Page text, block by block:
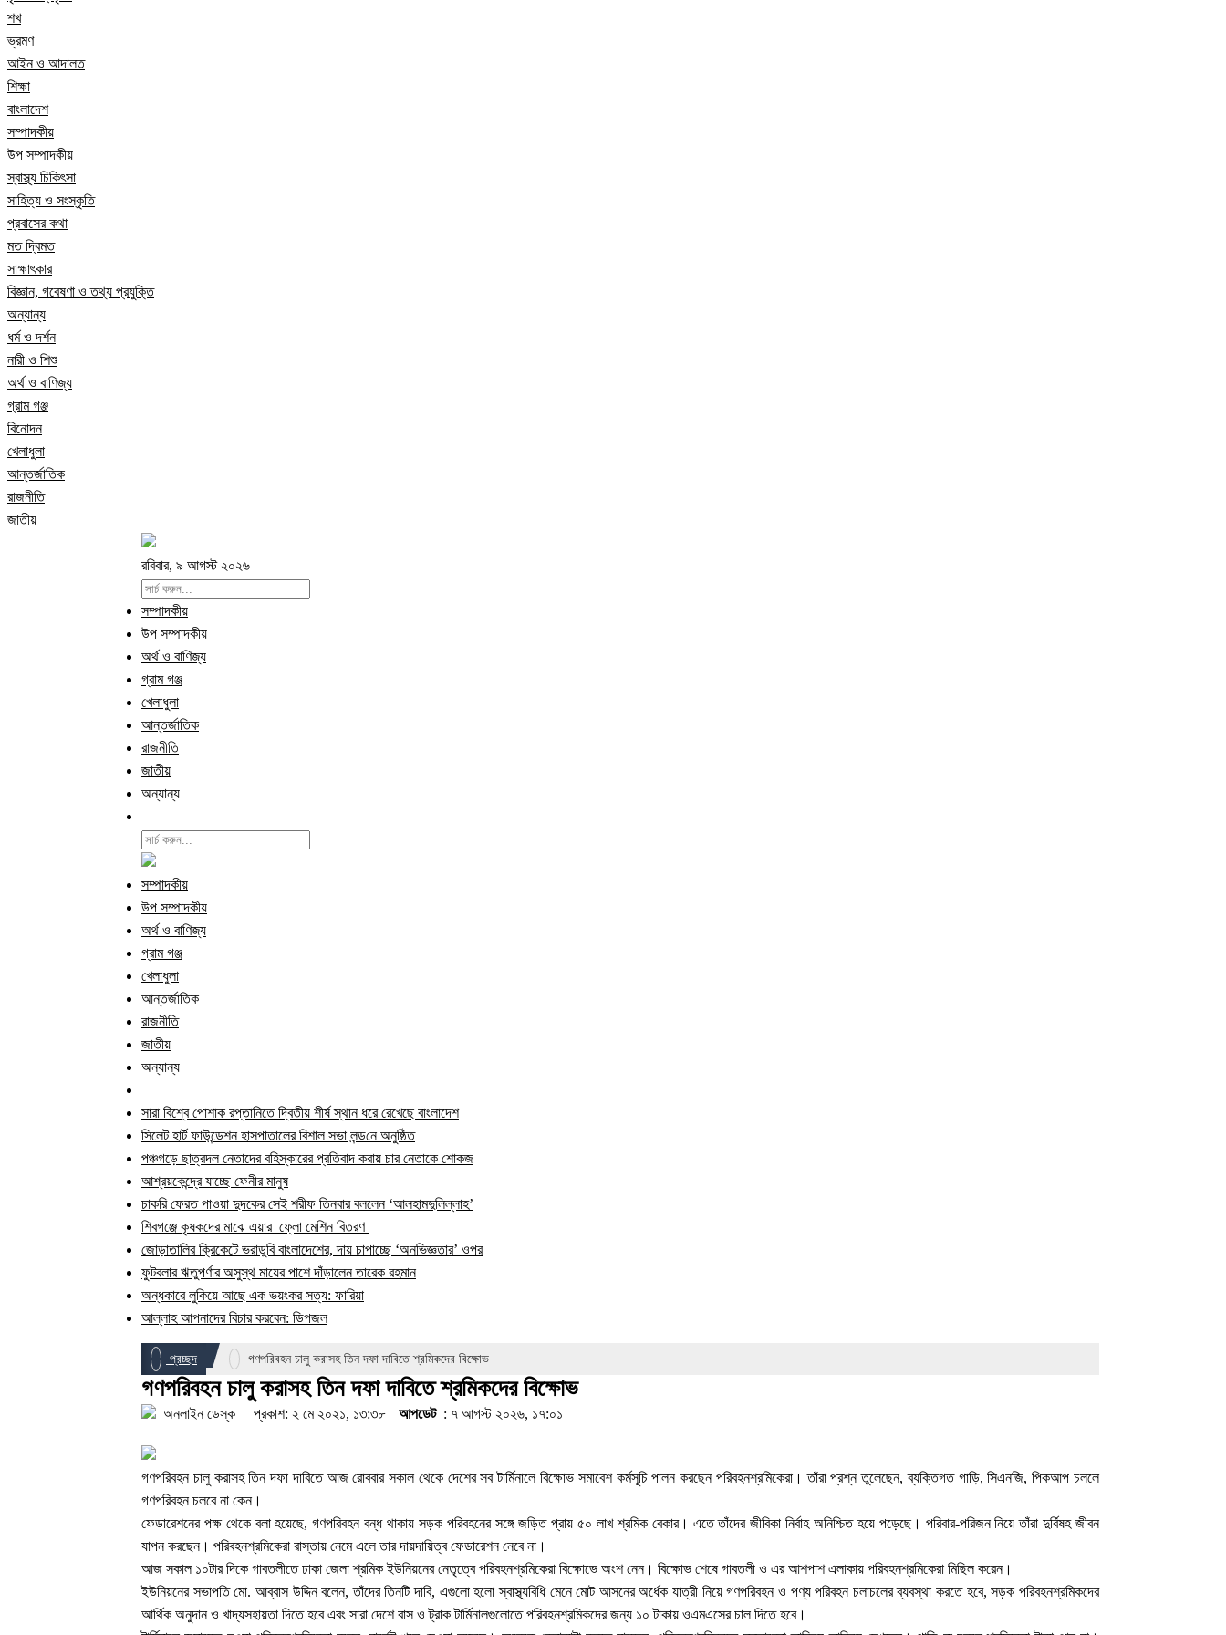
শখ
ভ্রমণ
আইন ও আদালত
শিক্ষা
বাংলাদেশ
সম্পাদকীয়
উপ সম্পাদকীয়
স্বাস্থ্য চিকিৎসা
সাহিত্য ও সংস্কৃতি
প্রবাসের কথা
মত দ্বিমত
সাক্ষাৎকার
বিজ্ঞান, গবেষণা ও তথ্য প্রযুক্তি
অন্যান্য
ধর্ম ও দর্শন
নারী ও শিশু
অর্থ ও বাণিজ্য
গ্রাম গঞ্জ
বিনোদন
খেলাধুলা
আন্তর্জাতিক
রাজনীতি
জাতীয়
রবিবার, ৯ আগস্ট ২০২৬
সম্পাদকীয়
উপ সম্পাদকীয়
অর্থ ও বাণিজ্য
গ্রাম গঞ্জ
খেলাধুলা
আন্তর্জাতিক
রাজনীতি
জাতীয়
অন্যান্য
সম্পাদকীয়
উপ সম্পাদকীয়
অর্থ ও বাণিজ্য
গ্রাম গঞ্জ
খেলাধুলা
আন্তর্জাতিক
রাজনীতি
জাতীয়
অন্যান্য
সারা বিশ্বে পোশাক রপ্তানিতে দ্বিতীয় শীর্ষ স্থান ধরে রেখেছে বাংলাদেশ
সিলেট হার্ট ফাউন্ডেশন হাসপাতালের বিশাল সভা লন্ড‌নে অনুষ্ঠিত
পঞ্চগড়ে ছাত্রদল নেতাদের বহিস্কারের প্রতিবাদ করায় চার নেতাকে শোকজ
আশ্রয়কেন্দ্রে যাচ্ছে ফেনীর মানুষ
চাকরি ফেরত পাওয়া দুদকের সেই শরীফ তিনবার বললেন ‘আলহামদুলিল্লাহ’
শিবগঞ্জে কৃষকদের মাঝে এয়ার ফ্লো মেশিন বিতরণ
জোড়াতালির ক্রিকেটে ভরাডুবি বাংলাদেশের, দায় চাপাচ্ছে ‘অনভিজ্ঞতার’ ওপর
ফুটবলার ঋতুপর্ণার অসুস্থ মায়ের পাশে দাঁড়ালেন তারেক রহমান
অন্ধকারে লুকিয়ে আছে এক ভয়ংকর সত্য: ফারিয়া
আল্লাহ আপনাদের বিচার করবেন: ডিপজল
প্রচ্ছদ গণপরিবহন চালু করাসহ তিন দফা দাবিতে শ্রমিকদের বিক্ষোভ
গণপরিবহন চালু করাসহ তিন দফা দাবিতে শ্রমিকদের বিক্ষোভ
অনলাইন ডেস্ক প্রকাশ: ২ মে ২০২১, ১৩:৩৮ | আপডেট: ৭ আগস্ট ২০২৬, ১৭:০১
গণপরিবহন চালু করাসহ তিন দফা দাবিতে আজ রোববার সকাল থেকে দেশের সব টার্মিনালে বিক্ষোভ সমাবেশ কর্মসূচি পালন করছেন পরিবহনশ্রমিকেরা। তাঁরা প্রশ্ন তুলেছেন, ব্যক্তিগত গাড়ি, সিএনজি, পিকআপ চললে
গণপরিবহন চলবে না কেন।
ফেডারেশনের পক্ষ থেকে বলা হয়েছে, গণপরিবহন বন্ধ থাকায় সড়ক পরিবহনের সঙ্গে জড়িত প্রায় ৫০ লাখ শ্রমিক বেকার। এতে তাঁদের জীবিকা নির্বাহ অনিশ্চিত হয়ে পড়েছে। পরিবার-পরিজন নিয়ে তাঁরা দুর্বিষহ জীবন
যাপন করছেন। পরিবহনশ্রমিকেরা রাস্তায় নেমে এলে তার দায়দায়িত্ব ফেডারেশন নেবে না।
আজ সকাল ১০টার দিকে গাবতলীতে ঢাকা জেলা শ্রমিক ইউনিয়নের নেতৃত্বে পরিবহনশ্রমিকেরা বিক্ষোভে অংশ নেন। বিক্ষোভ শেষে গাবতলী ও এর আশপাশ এলাকায় পরিবহনশ্রমিকেরা মিছিল করেন।
ইউনিয়নের সভাপতি মো. আব্বাস উদ্দিন বলেন, তাঁদের তিনটি দাবি, এগুলো হলো স্বাস্থ্যবিধি মেনে মোট আসনের অর্ধেক যাত্রী নিয়ে গণপরিবহন ও পণ্য পরিবহন চলাচলের ব্যবস্থা করতে হবে, সড়ক পরিবহনশ্রমিকদের
আর্থিক অনুদান ও খাদ্যসহায়তা দিতে হবে এবং সারা দেশে বাস ও ট্রাক টার্মিনালগুলোতে পরিবহনশ্রমিকদের জন্য ১০ টাকায় ওএমএসের চাল দিতে হবে।